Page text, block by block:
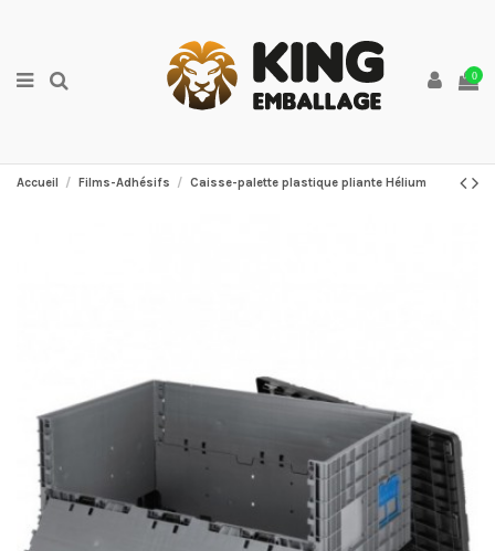
0
Accueil Films-Adhésifs Caisse-palette plastique pliante Hélium